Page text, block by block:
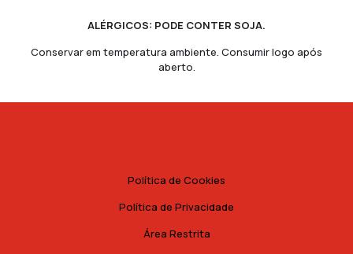
ALÉRGICOS: PODE CONTER SOJA.
Conservar em temperatura ambiente. Consumir logo após
aberto.
Política de Cookies
Política de Privacidade
Área Restrita